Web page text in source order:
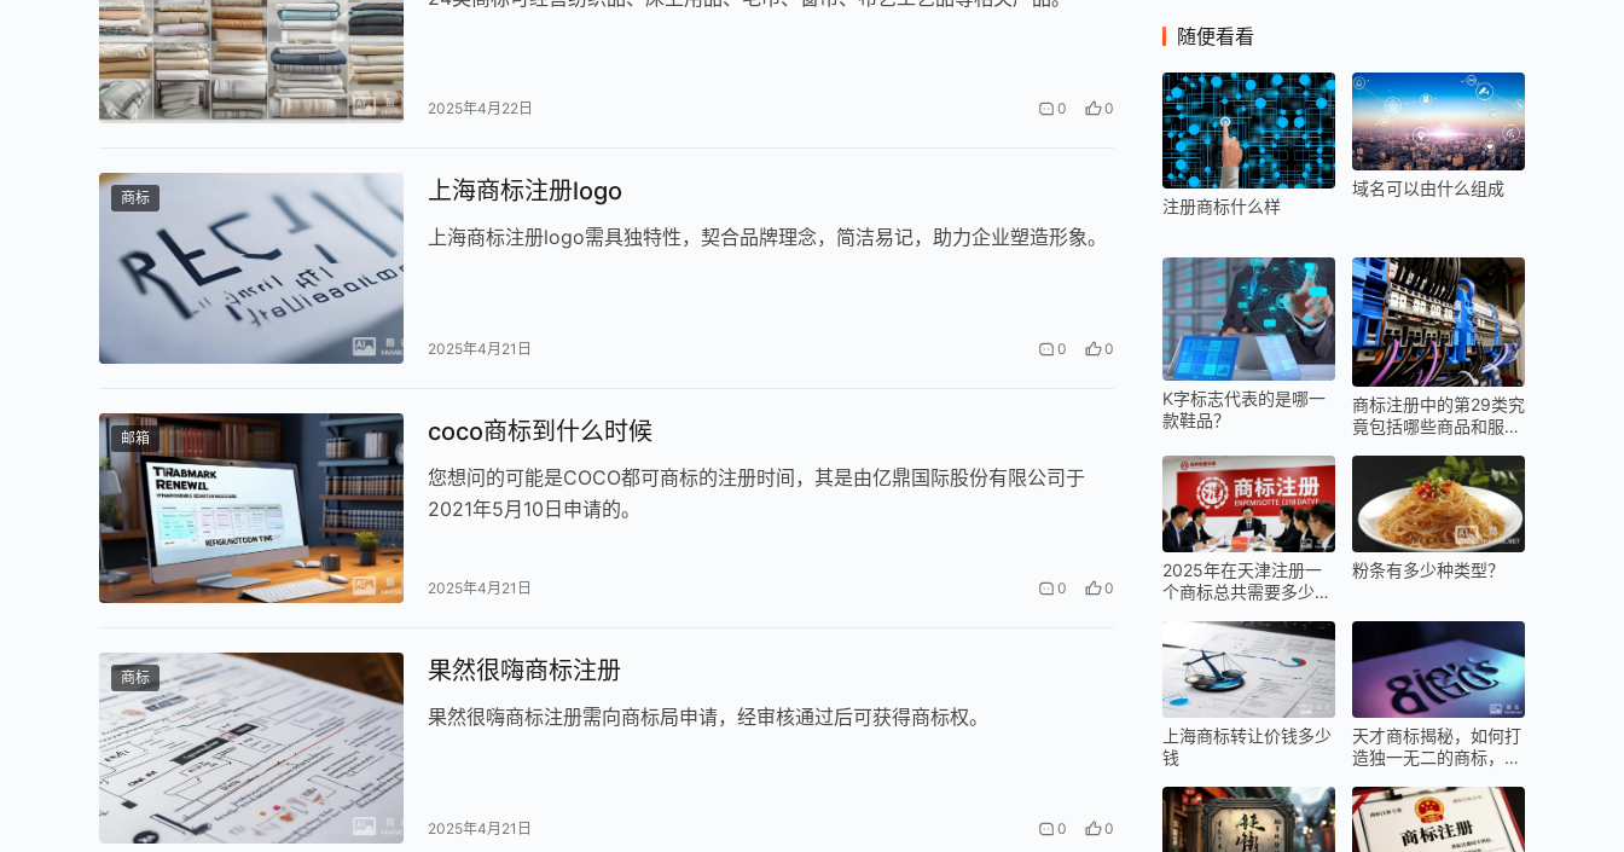
2025年4月22日 0 0
商标 上海商标注册logo
上海商标注册logo需具独特性，契合品牌理念，简洁易记，助力企业塑造形象。
2025年4月21日 0 0
邮箱 coco商标到什么时候
您想问的可能是COCO都可商标的注册时间，其是由亿鼎国际股份有限公司于
2021年5月10日申请的。
2025年4月21日 0 0
商标 果然很嗨商标注册
果然很嗨商标注册需向商标局申请，经审核通过后可获得商标权。
2025年4月21日 0 0
随便看看
注册商标什么样
域名可以由什么组成
K字标志代表的是哪一
款鞋品？
商标注册中的第29类究
竟包括哪些商品和服
2025年在天津注册一
个商标总共需要多少
粉条有多少种类型？
上海商标转让价钱多少
钱
天才商标揭秘，如何打
造独一无二的商标，成